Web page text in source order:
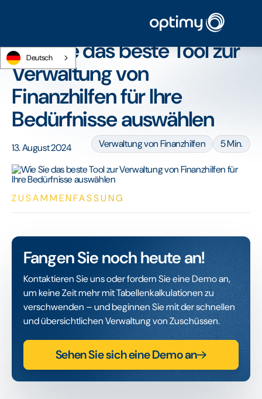
Deutsch
Wie Sie das beste Tool zur Verwaltung von Finanzhilfen für Ihre
Wie Sie das beste Tool zur
Verwaltung von
Finanzhilfen für Ihre
Bedürfnisse auswählen
13. August 2024 Verwaltung von Finanzhilfen 5 Min.
ZUSAMMENFASSUNG
Fangen Sie noch heute an!
Kontaktieren Sie uns oder fordern Sie eine Demo an,
um keine Zeit mehr mit Tabellenkalkulationen zu
verschwenden – und beginnen Sie mit der schnellen
und übersichtlichen Verwaltung von Zuschüssen.
Sehen Sie sich eine Demo an